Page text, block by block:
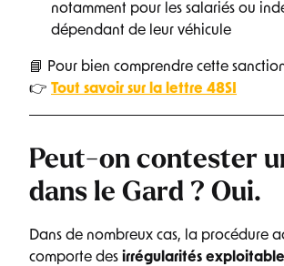
notamment pour les salariés ou
dépendant de leur véhicule
📘 Pour bien comprendre cette
👉 Tout savoir sur la lettre 48SI
Peut-on contester
dans le Gard ? Oui.
Dans de nombreux cas, la procédure
comporte des irrégularités